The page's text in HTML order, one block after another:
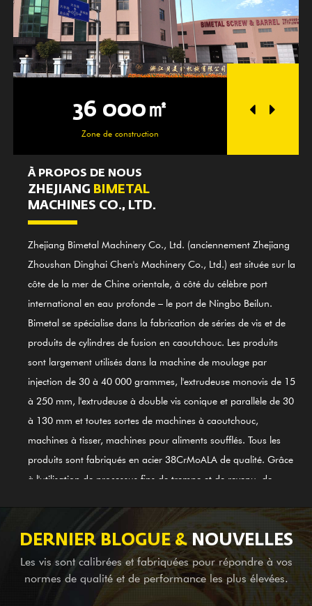
36 000㎡
Zone de construction
25
À PROPOS DE NOUS
ZHEJIANG BIMETAL
MACHINES CO., LTD.
Zhejiang Bimetal Machinery Co., Ltd. (anciennement Zhejiang
Zhoushan Dinghai Chen's Machinery Co., Ltd.) est située sur la
côte de la mer de Chine orientale, à côté du célèbre port
international en eau profonde – le port de Ningbo Beilun.
Bimetal se spécialise dans la fabrication de séries de vis et de
produits de cylindres de fusion en caoutchouc. Les produits
sont largement utilisés dans la machine de moulage par
injection de 30 à 40 000 grammes, l'extrudeuse monovis de 15
à 250 mm, l'extrudeuse à double vis conique et parallèle de 30
à 130 mm et toutes sortes de machines à caoutchouc,
machines à tisser, machines pour aliments soufflés. Tous les
produits sont fabriqués en acier 38CrMoALA de qualité. Grâce
à l'utilisation de processus fins de trempe et de revenu, de
guidage du système international de contrôle de qualité
ISO9002, les produits sont conformes aux normes
internationales. Le cylindre à vis en alliage à base de nickel GⅡ
113 (dernier acier 3#) est également l'un de nos premiers
produits ; il s'applique au soudage en alliage bimétallique
DERNIER BLOGUE &NOUVELLES
Les vis sont calibrées et fabriquées pour répondre à vos
normes de qualité et de performance les plus élevées.